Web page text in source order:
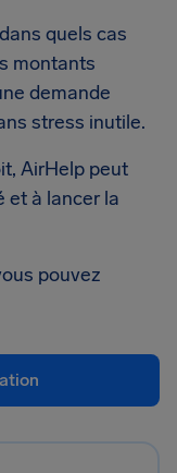
quels cas
montants
demande
stress inutile.
AirHelp peut
et à lancer la
pouvez